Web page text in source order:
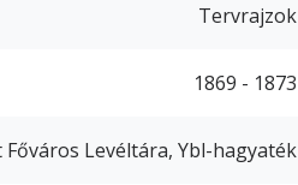
Tervrajzok
1869 - 1873
Főváros Levéltára, Ybl-hagyaték